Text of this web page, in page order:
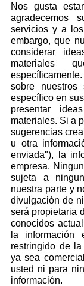
Nos gusta
agradecemos
servicios y a
embargo, que
considerar
materiales
sobre
específico en
presentar
materiales. Si a
sugerencias
u otra
enviada"), la
empresa.
sujeta a
nuestra parte y
divulgación de
será propietaria
conocidos
la
restringido de
ya sea
usted ni para
información.